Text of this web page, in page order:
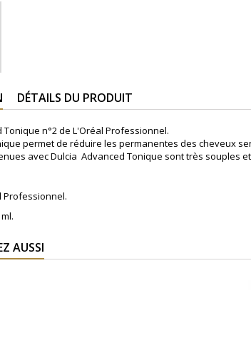
DÉTAILS DU PRODUIT
Tonique n°2 de L'Oréal Professionnel.
permet de réduire les permanentes des cheveux
avec Dulcia Advanced Tonique sont très souples
Professionnel.
AUSSI